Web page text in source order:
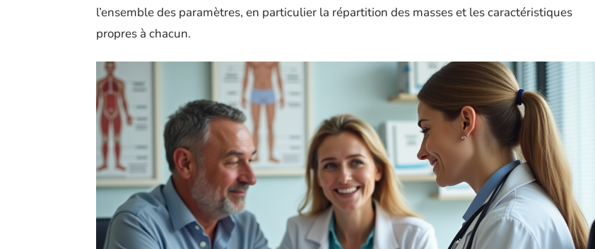
l’ensemble des paramètres, en particulier la répartition des masses et les caractéristiques
propres à chacun.